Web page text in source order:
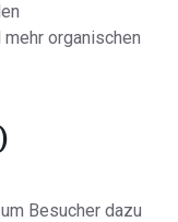
organischen
Besucher dazu